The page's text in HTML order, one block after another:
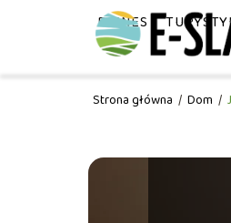
BIZNES
Strona główna / Dom /